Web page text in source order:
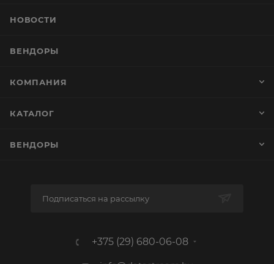
НОВОСТИ
ВЕНДОРЫ
КОМПАНИЯ
КАТАЛОГ
ВЕНДОРЫ
Подписаться на рассылку
+375 (29) 680-06-08